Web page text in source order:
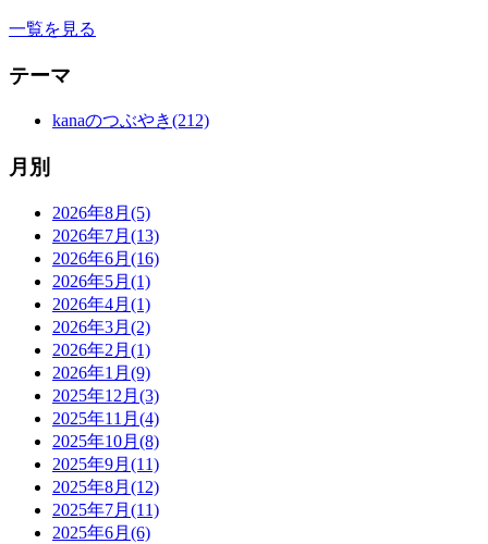
一覧を見る
テーマ
kanaのつぶやき(212)
月別
2026年8月(5)
2026年7月(13)
2026年6月(16)
2026年5月(1)
2026年4月(1)
2026年3月(2)
2026年2月(1)
2026年1月(9)
2025年12月(3)
2025年11月(4)
2025年10月(8)
2025年9月(11)
2025年8月(12)
2025年7月(11)
2025年6月(6)